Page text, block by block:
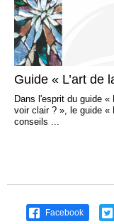
Guide « L’art de
Dans l'esprit du guide
voir clair ? », le guide «
conseils ...
Facebook